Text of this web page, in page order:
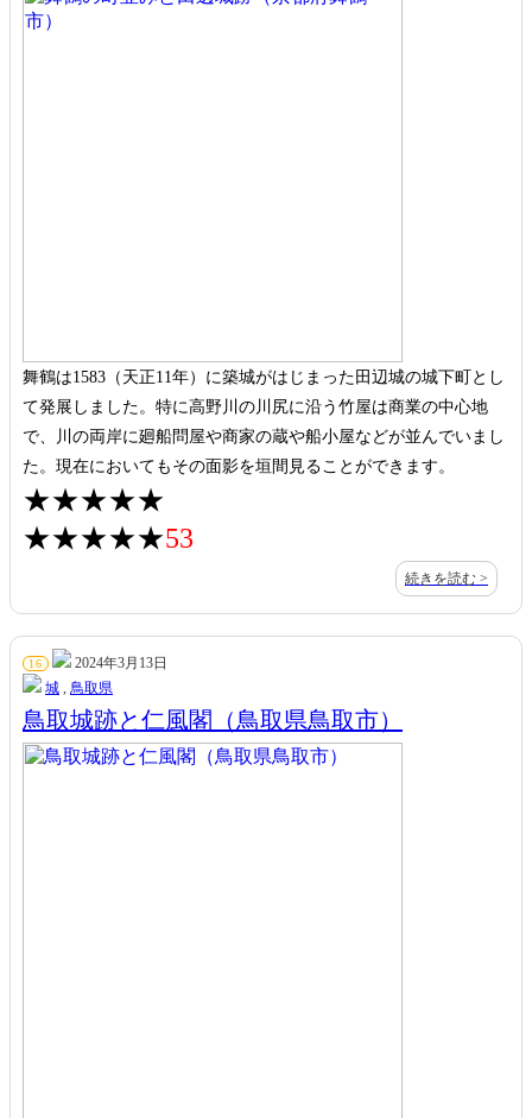
舞鶴は1583（天正11年）に築城がはじまった田辺城の城下町とし
て発展しました。特に高野川の川尻に沿う竹屋は商業の中心地
で、川の両岸に廻船問屋や商家の蔵や船小屋などが並んでいまし
た。現在においてもその面影を垣間見ることができます。
★★★★★
★★★★★53
続きを読む >
16
2024年3月13日
城
鳥取県
鳥取城跡と仁風閣（鳥取県鳥取市）